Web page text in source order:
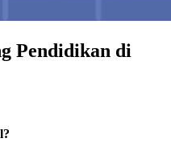
Pendidikan di